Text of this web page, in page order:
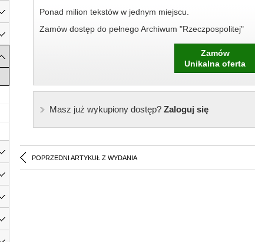
Ponad milion tekstów w jednym miejscu.
Zamów dostęp do pełnego Archiwum "Rzeczpospolitej"
Zamów
Unikalna oferta
Masz już wykupiony dostęp?Zaloguj się
POPRZEDNI ARTYKUŁ Z WYDANIA